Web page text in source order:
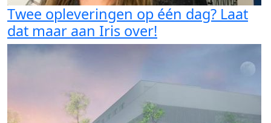
Twee opleveringen op één dag? Laat
dat maar aan Iris over!